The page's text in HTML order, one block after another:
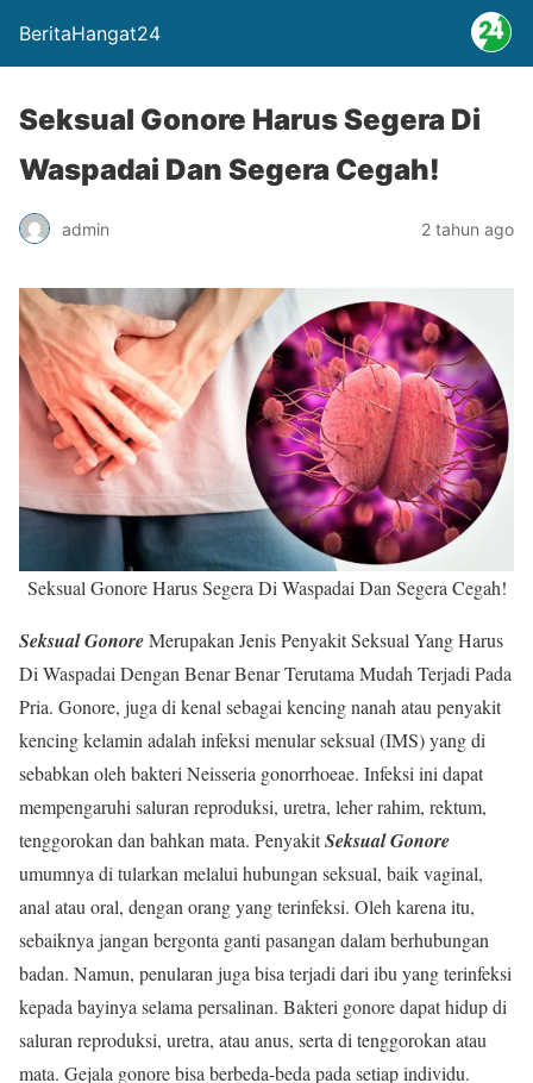
BeritaHangat24
Seksual Gonore Harus Segera Di
Waspadai Dan Segera Cegah!
admin 2 tahun ago
Seksual Gonore Harus Segera Di Waspadai Dan Segera Cegah!
Seksual GonoreMerupakan Jenis Penyakit Seksual Yang Harus
Di Waspadai Dengan Benar Benar Terutama Mudah Terjadi Pada
Pria. Gonore, juga di kenal sebagai kencing nanah atau penyakit
kencing kelamin adalah infeksi menular seksual (IMS) yang di
sebabkan oleh bakteri Neisseria gonorrhoeae. Infeksi ini dapat
mempengaruhi saluran reproduksi, uretra, leher rahim, rektum,
tenggorokan dan bahkan mata. PenyakitSeksual Gonore
umumnya di tularkan melalui hubungan seksual, baik vaginal,
anal atau oral, dengan orang yang terinfeksi. Oleh karena itu,
sebaiknya jangan bergonta ganti pasangan dalam berhubungan
badan. Namun, penularan juga bisa terjadi dari ibu yang terinfeksi
kepada bayinya selama persalinan. Bakteri gonore dapat hidup di
saluran reproduksi, uretra, atau anus, serta di tenggorokan atau
mata. Gejala gonore bisa berbeda-beda pada setiap individu.